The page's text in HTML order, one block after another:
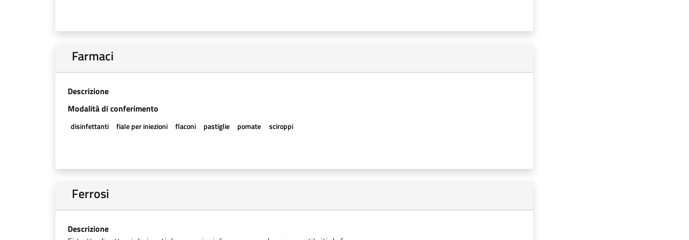
Farmaci
Descrizione
Modalità di conferimento
disinfettanti fiale per iniezioni flaconi pastiglie pomate sciroppi
Ferrosi
Descrizione